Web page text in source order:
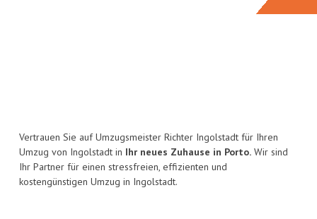
Vertrauen Sie auf Umzugsmeister Richter Ingolstadt für Ihren
Umzug von Ingolstadt in Ihr neues Zuhause in Porto. Wir sind
Ihr Partner für einen stressfreien, effizienten und
kostengünstigen Umzug in Ingolstadt.